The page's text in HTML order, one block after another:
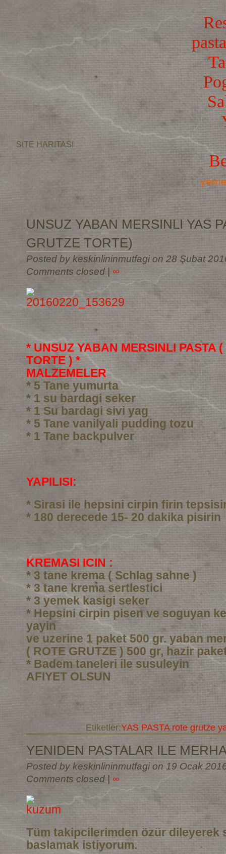
SITE HARITASI
UNSUZ YABAN MERSINLI YAS
GRUTZE TORTE)
Posted by keskinlininmutfagi on 28 Şubat
Comments closed| ∞
* UNSUZ YABAN MERSINLI PASTA
TORTE ) *
MALZEMELER
* 5 Tane yumurta
* 1 su bardagi seker
* 1 Su bardagi sivi yag
* 5 Tane vanilyali pudding tozu
* 1 Tane backpulver
YAPILISI:
* Sirasi ile hepsini cirpin firin
* 180 derecede 15- 20 dakika pisirin
KREMASI ICIN :
* 3 tane krema ( Schlag sahne )
* 3 tane krema sertlestici
* 3 yemek kasigi seker
* Hepsini cirpin pisen ve soguyan
yayin
ve uzerine 1 paket 500 gr. yaban
( ROTE GRUTZE ) 500 gr, hazir
* Badem taneleri ile susuleyin
AFIYET OLSUN
Etiketler:YAS PASTA rote grutze
YENIDEN PASTALAR ILE
Posted by keskinlininmutfagi on 19 Ocak
Comments closed| ∞
Tüm takipcilerimden özür dileyerek
baslamak istiyorum.